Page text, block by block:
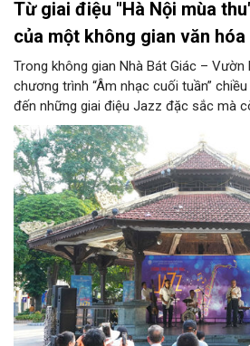
Từ giai điệu "Hà Nội mùa
của một không gian văn
Trong không gian Nhà Bát Giác – Vườn
chương trình “Âm nhạc cuối tuần”
đến những giai điệu Jazz đặc sắc mà
nhận mới về Hà Nội. Điểm nhấn của
Nội mùa thu” của nhạc sĩ Vũ Thanh đã
hiện lên bằng vẻ đẹp tinh tế, giàu chiều
khẳng định vai trò của nghệ thuật
gian văn hóa cộng đồng và lan tỏa
thành phố.